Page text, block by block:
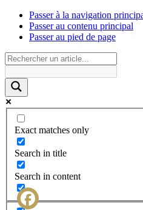
Passer à la navigation
Passer au contenu principal
Passer au pied de page
Exact matches only
Search in title
Search in content